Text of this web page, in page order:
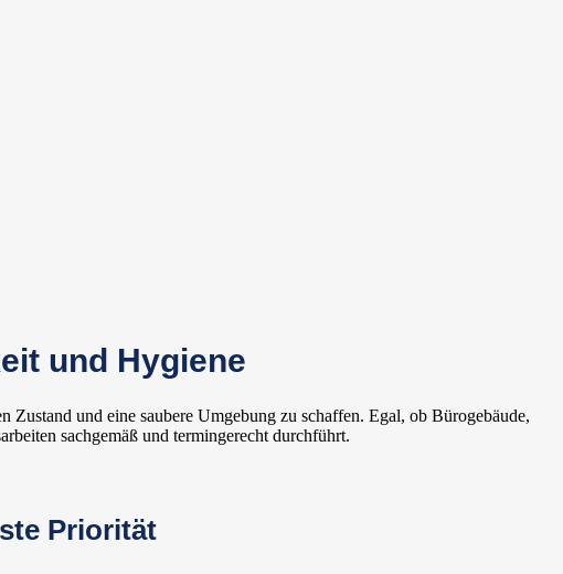
und Hygiene
und eine saubere Umgebung zu schaffen. Egal, ob Bürogebäude,
sachgemäß und termingerecht durchführt.
Priorität